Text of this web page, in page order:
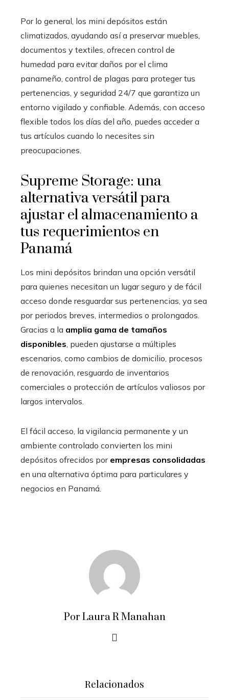
Por lo general, los mini depósitos están
climatizados, ayudando así a preservar muebles,
documentos y textiles, ofrecen control de
humedad para evitar daños por el clima
panameño, control de plagas para proteger tus
pertenencias, y seguridad 24/7 que garantiza un
entorno vigilado y confiable. Además, con acceso
flexible todos los días del año, puedes acceder a
tus artículos cuando lo necesites sin
preocupaciones.
Supreme Storage: una
alternativa versátil para
ajustar el almacenamiento a
tus requerimientos en
Panamá
Los mini depósitos brindan una opción versátil
para quienes necesitan un lugar seguro y de fácil
acceso donde resguardar sus pertenencias, ya sea
por periodos breves, intermedios o prolongados.
Gracias a la amplia gama de tamaños
disponibles , pueden ajustarse a múltiples
escenarios, como cambios de domicilio, procesos
de renovación, resguardo de inventarios
comerciales o protección de artículos valiosos por
largos intervalos.
El fácil acceso, la vigilancia permanente y un
ambiente controlado convierten los mini
depósitos ofrecidos por empresas consolidadas
en una alternativa óptima para particulares y
negocios en Panamá.
Por Laura R Manahan
Relacionados